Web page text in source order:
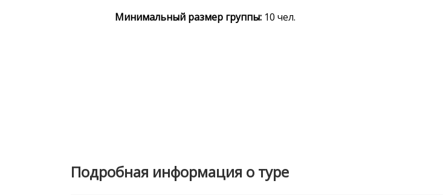
Минимальный размер группы: 10 чел.
Подробная информация о туре